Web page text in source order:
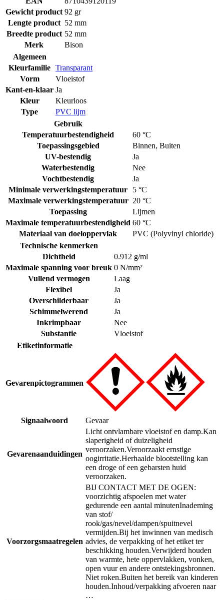
Gewicht product 92 gr
Lengte product 52 mm
Breedte product 52 mm
Merk
Bison
Algemeen
Kleurfamilie Transparant
Vorm
Vloeistof
Kant-en-klaar Ja
Kleur
Kleurloos
Type
PVC lijm
Gebruik
Temperatuurbestendigheid
60 °C
Toepassingsgebied
Binnen, Buiten
UV-bestendig
Ja
Waterbestendig
Nee
Vochtbestendig
Ja
Minimale verwerkingstemperatuur
5 °C
Maximale verwerkingstemperatuur 20 °C
Toepassing
Lijmen
Maximale temperatuurbestendigheid 60 °C
Materiaal van doeloppervlak
PVC (Polyvinyl chloride)
Technische kenmerken
Dichtheid
0.912 g/ml
Maximale spanning voor breuk 0 N/mm²
Vullend vermogen
Laag
Flexibel
Ja
Overschilderbaar
Ja
Schimmelwerend
Ja
Inkrimpbaar
Nee
Substantie
Vloeistof
Etiketinformatie
Gevarenpictogrammen
Signaalwoord Gevaar
Gevarenaanduidingen
Licht ontvlambare vloeistof en damp.Kan
slaperigheid of duizeligheid
veroorzaken.Veroorzaakt ernstige
oogirritatie.Herhaalde blootstelling kan
een droge of een gebarsten huid
veroorzaken.
Voorzorgsmaatregelen
BIJ CONTACT MET DE OGEN:
voorzichtig afspoelen met water
gedurende een aantal minutenInademing
van stof/
rook/gas/nevel/dampen/spuitnevel
vermijden.Bij het inwinnen van medisch
advies, de verpakking of het etiket ter
beschikking houden.Verwijderd houden
van warmte, hete oppervlakken, vonken,
open vuur en andere ontstekingsbronnen.
Niet roken.Buiten het bereik van kinderen
houden.Inhoud/verpakking afvoeren naar
…